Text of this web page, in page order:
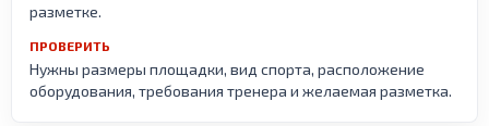
разметке.
ПРОВЕРИТЬ
Нужны размеры площадки, вид спорта, расположение
оборудования, требования тренера и желаемая разметка.